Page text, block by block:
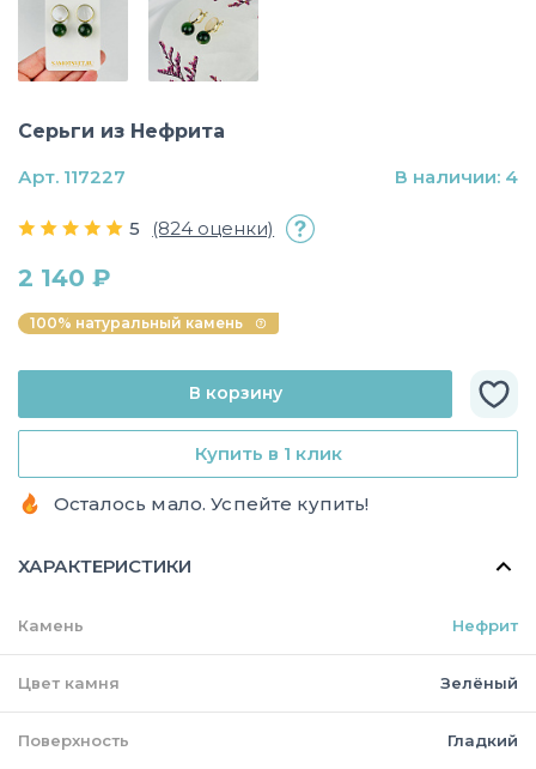
Серьги из Нефрита
5 (824 оценки)
2 140 ₽
100% натуральный камень
Купить в 1 клик
В корзину
Осталось мало. Успейте купить!
Арт. 117227 В наличии: 4
ХАРАКТЕРИСТИКИ
Камень Нефрит
Цвет камня Зелёный
Поверхность Гладкий